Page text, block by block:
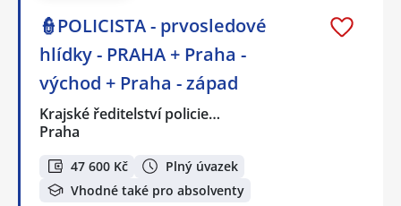
👮POLICISTA - prvosledové
hlídky - PRAHA + Praha -
východ + Praha - západ
Krajské ředitelství policie…
Praha
47 600 Kč
Plný úvazek
Vhodné také pro absolventy